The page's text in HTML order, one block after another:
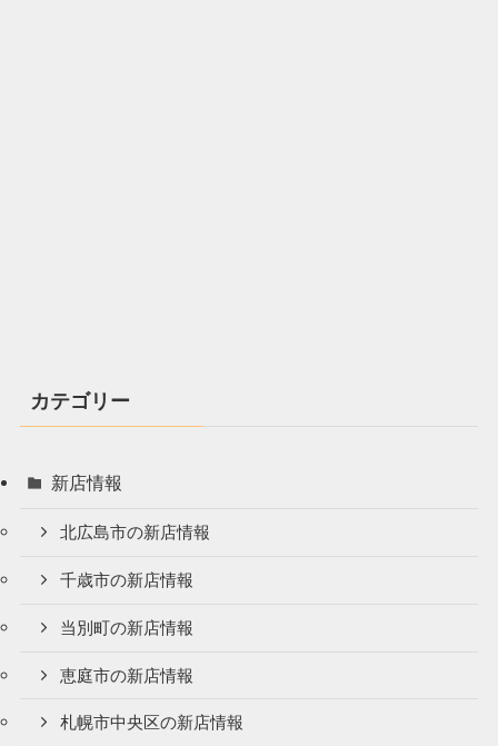
カテゴリー
新店情報
北広島市の新店情報
千歳市の新店情報
当別町の新店情報
恵庭市の新店情報
札幌市中央区の新店情報